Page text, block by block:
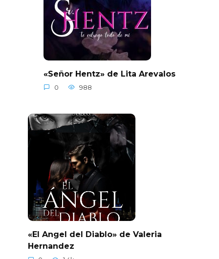
«Señor Hentz» de Lita Arevalos
0 988
«El Angel del Diablo» de Valeria
Hernandez